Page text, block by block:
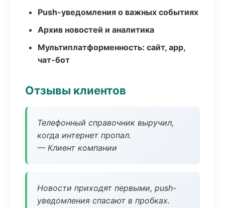
Push-уведомления о важных событиях
Архив новостей и аналитика
Мультиплатформенность: сайт, app,
чат-бот
Отзывы клиентов
Телефонный справочник выручил,
когда интернет пропал.
— Клиент компании
Новости приходят первыми, push-
уведомления спасают в пробках.